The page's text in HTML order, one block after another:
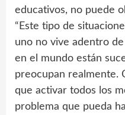
educativos, no puede
“Este tipo de
uno no vive adentro
en el mundo están
preocupan realmente.
que activar todos los
problema que pueda